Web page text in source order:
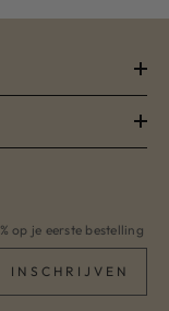
op je eerste bestelling
INSCHRIJVEN